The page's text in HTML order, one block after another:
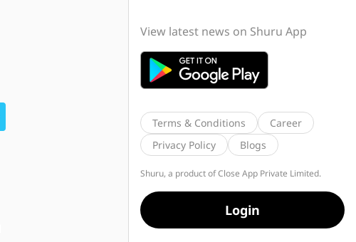
View latest news on Shuru App
Terms & Conditions
Career
Privacy Policy
Blogs
Shuru, a product of Close App Private Limited.
Login